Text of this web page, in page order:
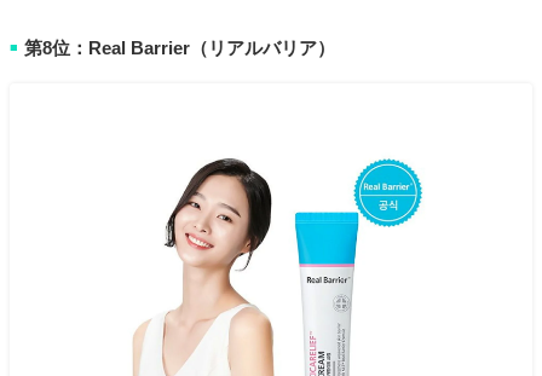
■ 第8位：Real Barrier（リアルバリア）